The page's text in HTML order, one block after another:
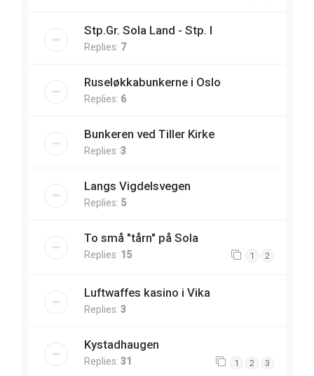
Stp.Gr. Sola Land - Stp. I
Replies: 7
Ruseløkkabunkerne i Oslo
Replies: 6
Bunkeren ved Tiller Kirke
Replies: 3
Langs Vigdelsvegen
Replies: 5
To små "tårn" på Sola
Replies: 15 1 2
Luftwaffes kasino i Vika
Replies: 3
Kystadhaugen
Replies: 31 1 2 3